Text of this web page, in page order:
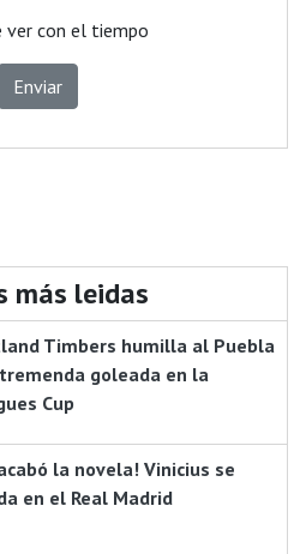
ver con el tiempo
Enviar
más leidas
Timbers humilla al Puebla
goleada en la
Cup
la novela! Vinicius se
en el Real Madrid